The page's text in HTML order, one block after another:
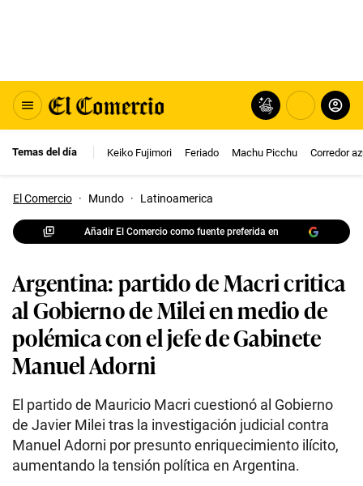
Temas del día Keiko Fujimori Feriado Machu Picchu Corredor
El Comercio · Mundo · Latinoamerica
Añadir El Comercio como fuente preferida en
Argentina: partido de Macri critica
al Gobierno de Milei en medio de
polémica con el jefe de Gabinete
Manuel Adorni
El partido de Mauricio Macri cuestionó al Gobierno
de Javier Milei tras la investigación judicial contra
Manuel Adorni por presunto enriquecimiento ilícito,
aumentando la tensión política en Argentina.